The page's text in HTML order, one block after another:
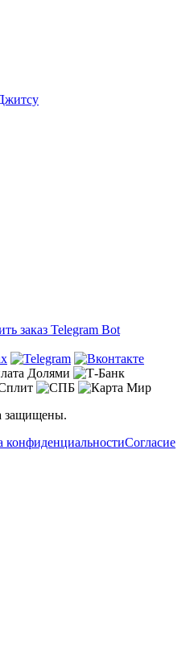
заказ Telegram Bot
защищены.
конфиденциальностиСогласие